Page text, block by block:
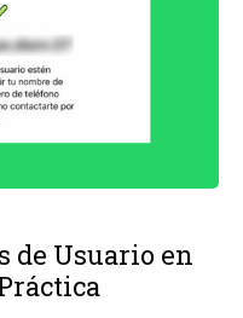
de Usuario en